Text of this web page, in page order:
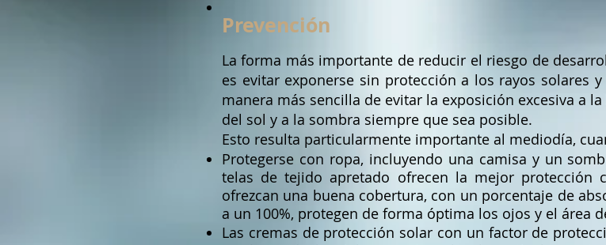
Prevención
La forma más importante de reducir el riesgo de
es evitar exponerse sin protección a los rayos solares
manera más sencilla de evitar la exposición excesiva a
del sol y a la sombra siempre que sea posible.
Esto resulta particularmente importante al mediodía,
Protegerse con ropa, incluyendo una camisa y un
telas de tejido apretado ofrecen la mejor protección
ofrezcan una buena cobertura, con un porcentaje de
a un 100%, protegen de forma óptima los ojos y el área
Las cremas de protección solar con un factor de